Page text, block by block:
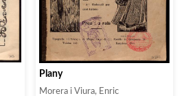
Plany
Morera i Viura, Enric